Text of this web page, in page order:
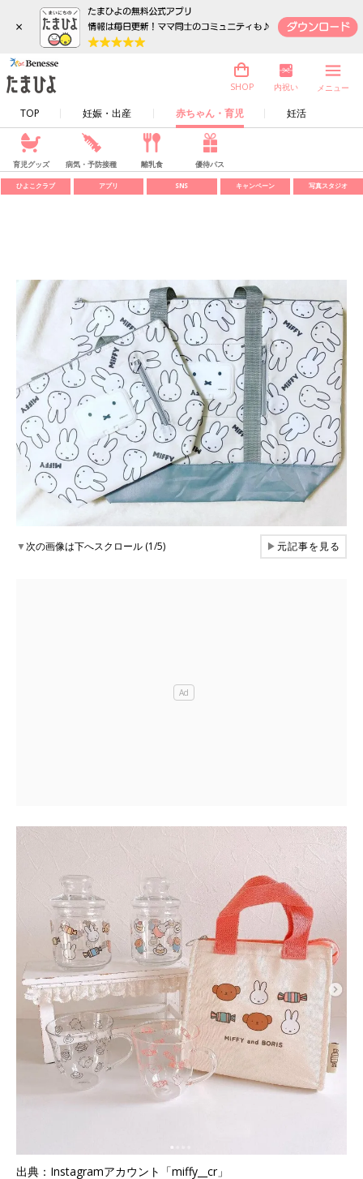
×
TOP 妊娠・出産 赤ちゃん・育児 妊活
SHOP 内祝い メニュー
育児グッズ 病気・予防接種 離乳食 優待パス
ひよこクラブ アプリ SNS キャンペーン 写真スタジオ
▼次の画像は下へスクロール (1/5) ▶元記事を見る
出典：Instagramアカウント「miffy__cr」